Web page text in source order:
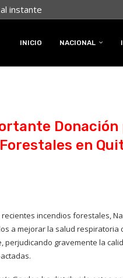
instante
INICIO NACIONAL
Donación
en
incendios forestales,
a mejorar la salud respiratoria
gravemente la